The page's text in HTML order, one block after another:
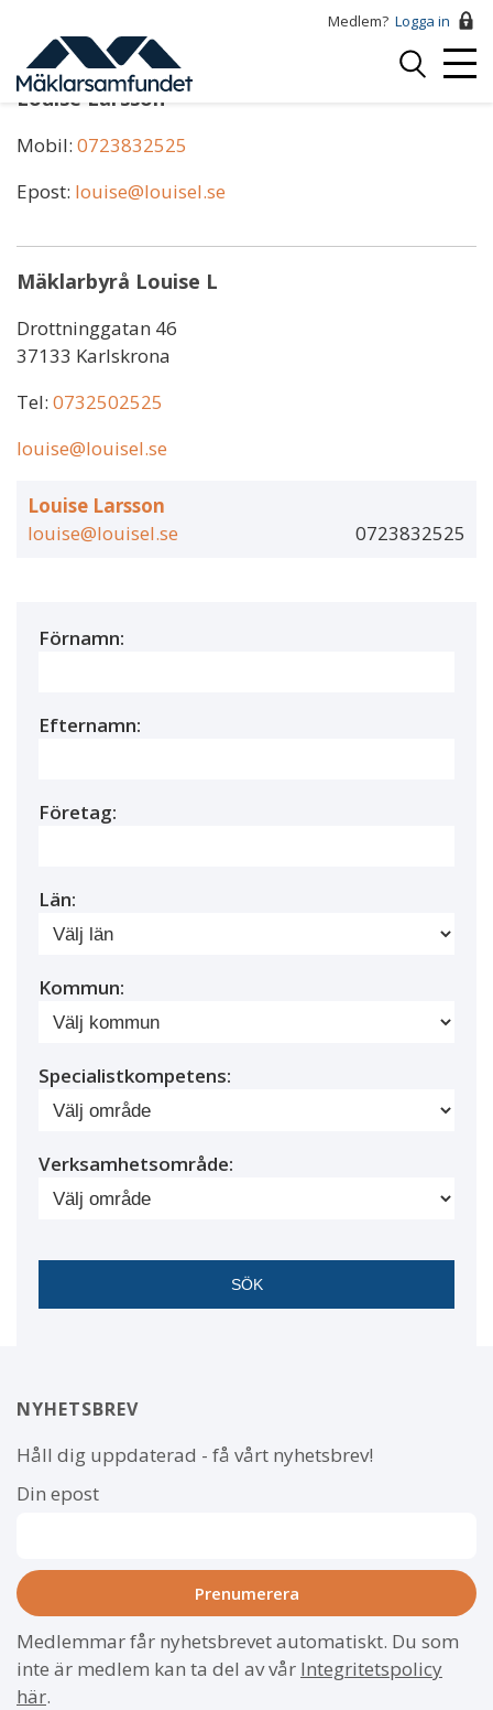
huvudinnehåll
Medlem? Logga in
Logga
Louise Larsson
Mobil: 0723832525
Epost: louise@louisel.se
Mäklarbyrå Louise L
Drottninggatan 46
37133 Karlskrona
Tel: 0732502525
louise@louisel.se
Louise Larsson
louise@louisel.se
0723832525
Förnamn:
Efternamn:
Företag:
Län:
Kommun:
Specialistkompetens:
Verksamhetsområde:
NYHETSBREV
Håll dig uppdaterad - få vårt nyhetsbrev!
Din epost
Medlemmar får nyhetsbrevet automatiskt. Du som
inte är medlem kan ta del av vår Integritetspolicy
här.